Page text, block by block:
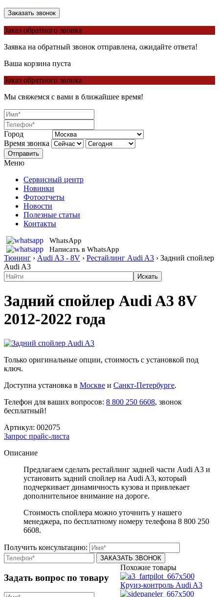
Заказать звонок
Заказ обратного звонка
Заявка на обратный звонок отправлена, ожидайте ответа!
Ваша корзина пуста
Заказ обратного звонка
Мы свяжемся с вами в ближайшее время!
Город
Время звонка
Отправить
Меню
Сервисный центр
Новинки
Фотоотчеты
Новости
Полезные статьи
Контакты
WhatsApp
Написать в WhatsApp
Тюнинг › Audi A3 - 8V › Рестайлинг Audi A3 › Задний спойлер
Audi A3
Задний спойлер Audi A3 8V
2012-2022 года
Только оригинальные опции, стоимость с установкой под
ключ.
Доступна установка в Москве и Санкт-Петербурге.
Телефон для ваших вопросов: 8 800 250 6608, звонок
бесплатный!
Артикул: 002075
Запрос прайс-листа
Описание
Предлагаем сделать рестайлинг задней части Audi A3 и
установить задний спойлер на Audi A3, который
подчеркивает динамичность кузова и привлекает
дополнительное внимание на дороге.
Стоимость спойлера можно уточнить у нашего
менеджера, по бесплатному номеру телефона 8 800 250
6608.
Получить консультацию:
Задать вопрос по товару
Похожие товары
Круиз-контроль Audi A3